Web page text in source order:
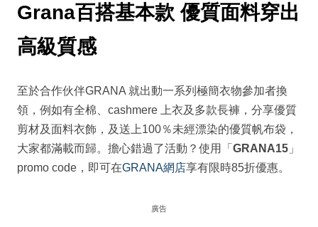
Grana百搭基本款 優質面料穿出
高級質感
至於合作伙伴GRANA 就出動一系列極簡衣物參加者換
領，例如有全棉、cashmere 上衣及多款長褲，分享優質
剪材及面料衣飾，及送上100％未經漂染的優質帆布袋，
大家都滿載而歸。擔心錯過了活動？使用「 GRANA15 」
promo code，即可在GRANA網店享有限時85折優惠。
廣告